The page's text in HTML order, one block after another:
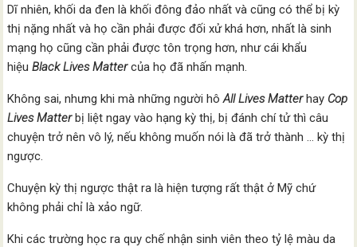
Dĩ nhiên, khối da đen là khối đông đảo nhất và cũng có thể bị kỳ
thị nặng nhất và họ cần phải được đối xử khá hơn, nhất là sinh
mạng họ cũng cần phải được tôn trọng hơn, như cái khẩu
hiệuBlack Lives Mattercủa họ đã nhấn mạnh.
Không sai, nhưng khi mà những người hôAll Lives Matterhay Cop
Lives Matterbị liệt ngay vào hạng kỳ thị, bị đánh chí tử thì câu
chuyện trở nên vô lý, nếu không muốn nói là đã trở thành … kỳ thị
ngược.
Chuyện kỳ thị ngược thật ra là hiện tượng rất thật ở Mỹ chứ
không phải chỉ là xảo ngữ.
Khi các trường học ra quy chế nhận sinh viên theo tỷ lệ màu da